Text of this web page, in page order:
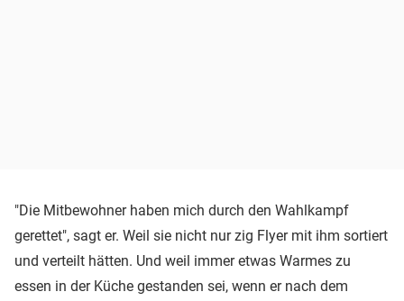
"Die Mitbewohner haben mich durch den Wahlkampf
gerettet", sagt er. Weil sie nicht nur zig Flyer mit ihm sortiert
und verteilt hätten. Und weil immer etwas Warmes zu
essen in der Küche gestanden sei, wenn er nach dem